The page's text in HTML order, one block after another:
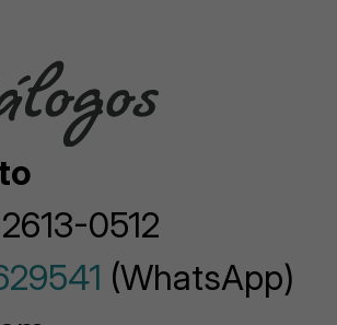
0512
(WhatsApp)